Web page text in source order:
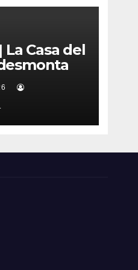
La Casa del
la
de